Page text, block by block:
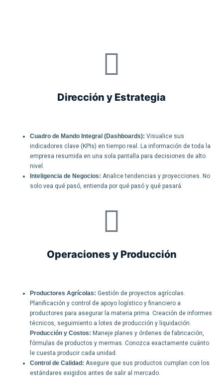
Dirección y Estrategia
Cuadro de Mando Integral (Dashboards): Visualice sus
indicadores clave (KPIs) en tiempo real. La información de toda la
empresa resumida en una sola pantalla para decisiones de alto
nivel.
Inteligencia de Negocios: Analice tendencias y proyecciones. No
solo vea qué pasó, entienda por qué pasó y qué pasará.
Operaciones y Producción
Productores Agrícolas: Gestión de proyectos agrícolas.
Planificación y control de apoyo logístico y financiero a
productores para asegurar la materia prima. Creación de informes
técnicos, seguimiento a lotes de producción y liquidación.
Producción y Costos: Maneje planes y órdenes de fabricación,
fórmulas de productos y mermas. Conozca exactamente cuánto
le cuesta producir cada unidad.
Control de Calidad: Asegure que sus productos cumplan con los
estándares exigidos antes de salir al mercado.